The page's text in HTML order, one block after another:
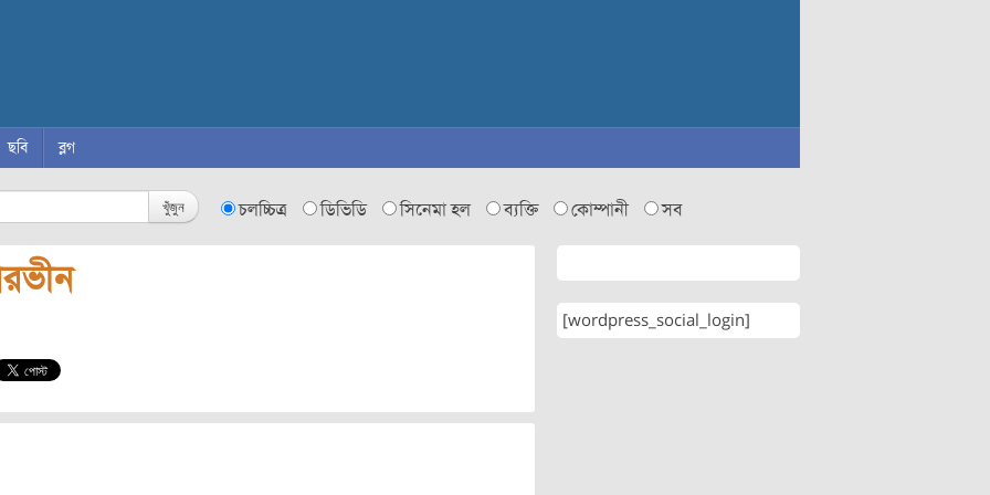
ছবি ব্লগ
খুঁজুন চলচ্চিত্র ডিভিডি সিনেমা হল ব্যক্তি কোম্পানী সব
[wordpress_social_login]